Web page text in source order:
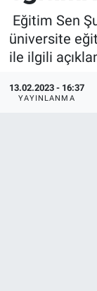
Eğitim Sen
üniversite
ile ilgili
13.02.2023 - 16:37
YAYINLANMA
Dünya
Sağlık
Alış-Veriş/
Röportaj
Ekonomi
Kültür
Son
Haber